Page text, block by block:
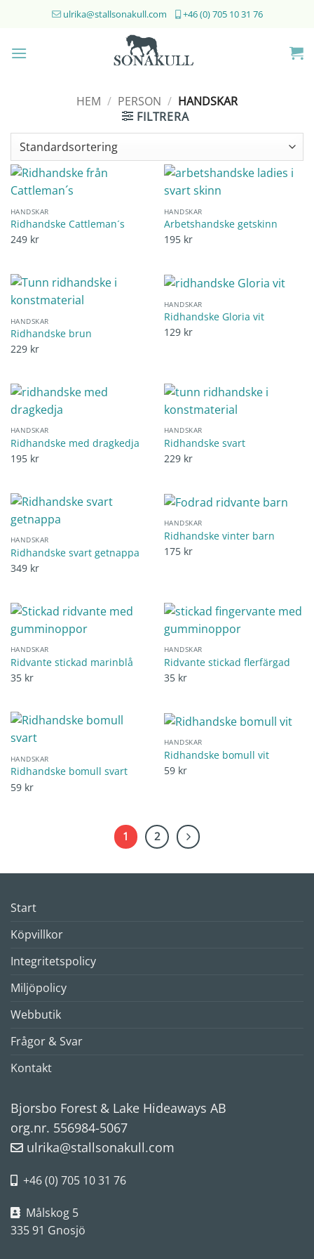
ulrika@stallsonakull.com +46 (0) 705 10 31 76
HEM / PERSON / HANDSKAR
FILTRERA
HANDSKAR
Ridhandske Cattleman´s
249 kr
HANDSKAR
Arbetshandske getskinn
195 kr
HANDSKAR
Ridhandske brun
229 kr
HANDSKAR
Ridhandske Gloria vit
129 kr
HANDSKAR
Ridhandske med dragkedja
195 kr
HANDSKAR
Ridhandske svart
229 kr
HANDSKAR
Ridhandske svart getnappa
349 kr
HANDSKAR
Ridhandske vinter barn
175 kr
HANDSKAR
Ridvante stickad marinblå
35 kr
HANDSKAR
Ridvante stickad flerfärgad
35 kr
HANDSKAR
Ridhandske bomull svart
59 kr
HANDSKAR
Ridhandske bomull vit
59 kr
1 2
Start
Köpvillkor
Integritetspolicy
Miljöpolicy
Webbutik
Frågor & Svar
Kontakt
Bjorsbo Forest & Lake Hideaways AB
org.nr. 556984-5067
ulrika@stallsonakull.com
+46 (0) 705 10 31 76
Målskog 5
335 91 Gnosjö